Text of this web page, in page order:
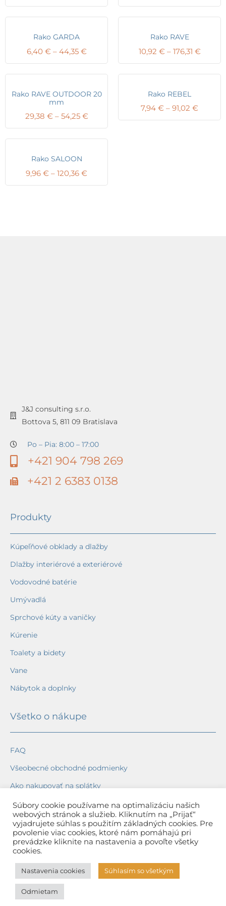
range:
5,49 €
range:
8,13 €
Rako GARDA
6,40 € – 44,35 €Price
range:
6,40 €
44,35 €
Rako RAVE
10,92 € – 176,31 €Price
range:
10,92 €
Rako RAVE OUTDOOR 20
mm
29,38 € – 54,25 €Price
range:
29,38 €
Rako REBEL
7,94 € – 91,02 €
range:
Rako SALOON
9,96 € – 120,36 €
range:
J&J consulting s.r.o.
Bottova 5, 811 09 Bratislava
Po – Pia: 8:00 – 17:00
+421 904 798 269
+421 2 6383 0138
Produkty
Kúpeľňové obklady a dlažby
Dlažby interiérové a exteriérové
Vodovodné batérie
Umývadlá
Sprchové kúty a vaničky
Kúrenie
Toalety a bidety
Vane
Nábytok a doplnky
Všetko o nákupe
FAQ
Všeobecné obchodné podmienky
Ako nakupovať na splátky
Ochrana osobných údajov
Reklamačný poriadok
Spôsob a cena dopravy
Spôsob platby
Záruka na tovar
Súbory cookie používame na optimalizáciu našich
webových stránok a služieb. Kliknutím na „Prijať“
vyjadrujete súhlas s použitím základných cookies. Pre
povolenie viac cookies, ktoré nám pomáhajú pri
prevádzke kliknite na nastavenia a povoľte všetky
cookies.
Nastavenia cookies Súhlasím so všetkým
Odmietam